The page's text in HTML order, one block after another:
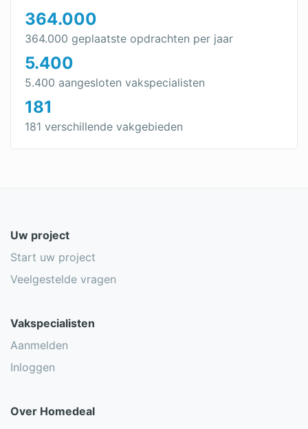
364.000
364.000 geplaatste opdrachten per jaar
5.400
5.400 aangesloten vakspecialisten
181
181 verschillende vakgebieden
Uw project
Start uw project
Veelgestelde vragen
Vakspecialisten
Aanmelden
Inloggen
Over Homedeal